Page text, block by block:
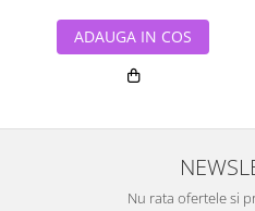
ADAUGA IN COS
Nu rata ofertele si